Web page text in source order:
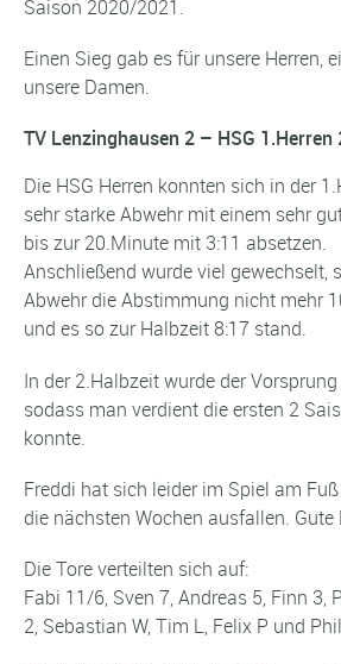
Saison 2020/2021.
Einen Sieg gab es für unsere Herren,
unsere Damen.
TV Lenzinghausen 2 – HSG 1.Herren
Die HSG Herren konnten sich in der
sehr starke Abwehr mit einem sehr
bis zur 20.Minute mit 3:11 absetzen.
Anschließend wurde viel gewechselt,
Abwehr die Abstimmung nicht mehr
und es so zur Halbzeit 8:17 stand.
In der 2.Halbzeit wurde der
sodass man verdient die ersten 2
konnte.
Freddi hat sich leider im Spiel am
die nächsten Wochen ausfallen. Gute
Die Tore verteilten sich auf:
Fabi 11/6, Sven 7, Andreas 5, Finn 3,
2, Sebastian W, Tim L, Felix P und